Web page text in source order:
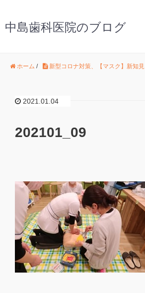
中島歯科医院のブログ
ホーム / 新型コロナ対策、【マスク】新知見
2021.01.04
202101_09